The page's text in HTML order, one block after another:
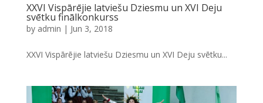
XXVI Vispārējie latviešu Dziesmu un XVI Deju
svētku finālkonkurss
by admin | Jun 3, 2018
XXVI Vispārējie latviešu Dziesmu un XVI Deju svētku...